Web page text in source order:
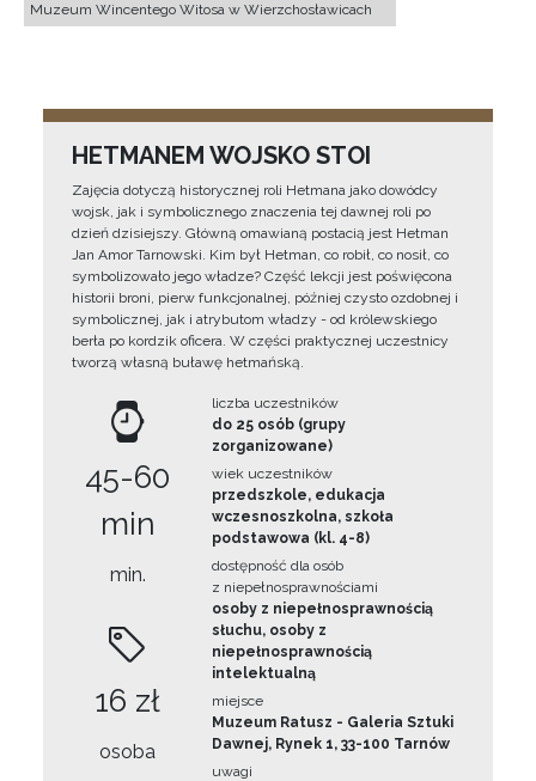
Muzeum Wincentego Witosa w Wierzchosławicach
HETMANEM WOJSKO STOI
Zajęcia dotyczą historycznej roli Hetmana jako dowódcy
wojsk, jak i symbolicznego znaczenia tej dawnej roli po
dzień dzisiejszy. Główną omawianą postacią jest Hetman
Jan Amor Tarnowski. Kim był Hetman, co robił, co nosił, co
symbolizowało jego władze? Część lekcji jest poświęcona
historii broni, pierw funkcjonalnej, później czysto ozdobnej i
symbolicznej, jak i atrybutom władzy - od królewskiego
berła po kordzik oficera. W części praktycznej uczestnicy
tworzą własną buławę hetmańską.
45-60
min
min.
16 zł
osoba
liczba uczestników
do 25 osób (grupy
zorganizowane)
wiek uczestników
przedszkole, edukacja
wczesnoszkolna, szkoła
podstawowa (kl. 4-8)
dostępność dla osób
z niepełnosprawnościami
osoby z niepełnosprawnością
słuchu, osoby z
niepełnosprawnością
intelektualną
miejsce
Muzeum Ratusz - Galeria Sztuki
Dawnej, Rynek 1, 33-100 Tarnów
uwagi